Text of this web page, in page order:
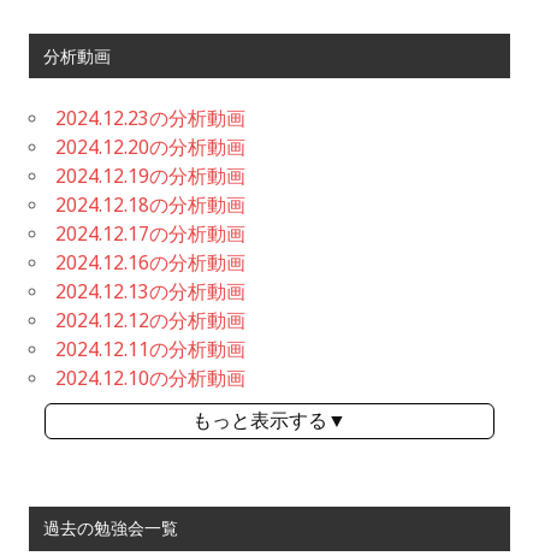
分析動画
2024.12.23の分析動画
2024.12.20の分析動画
2024.12.19の分析動画
2024.12.18の分析動画
2024.12.17の分析動画
2024.12.16の分析動画
2024.12.13の分析動画
2024.12.12の分析動画
2024.12.11の分析動画
2024.12.10の分析動画
もっと表示する▼
過去の勉強会一覧